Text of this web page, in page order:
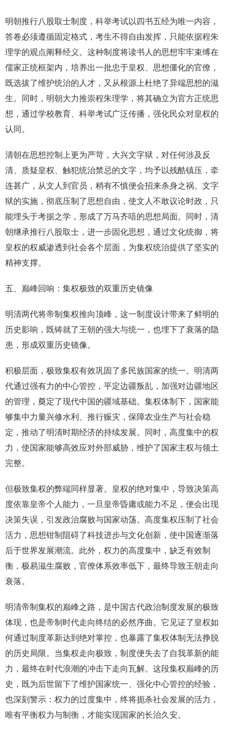
明朝推行八股取士制度，科举考试以四书五经为唯一内容，
答卷必须遵循固定格式，考生不得自由发挥，只能依据程朱
理学的观点阐释经义。这种制度将读书人的思想牢牢束缚在
儒家正统框架内，培养出一批忠于皇权、思想僵化的官僚，
既选拔了维护统治的人才，又从根源上杜绝了异端思想的滋
生。同时，明朝大力推崇程朱理学，将其确立为官方正统思
想，通过学校教育、科举考试广泛传播，强化民众对皇权的
认同。
清朝在思想控制上更为严苛，大兴文字狱，对任何涉及反
清、质疑皇权、触犯统治禁忌的文字，均予以残酷镇压，牵
连甚广，从文人到官员，稍有不慎便会招来杀身之祸。文字
狱的实施，彻底压制了思想自由，使文人不敢议论时政，只
能埋头于考据之学，形成了万马齐喑的思想局面。同时，清
朝继承推行八股取士，进一步固化思想，通过文化统御，将
皇权的权威渗透到社会各个层面，为集权统治提供了坚实的
精神支撑。
五、巅峰回响：集权极致的双重历史镜像
明清两代将帝制集权推向顶峰，这一制度设计带来了鲜明的
历史影响，既铸就了王朝的强大与统一，也埋下了衰落的隐
患，形成双重历史镜像。
积极层面，极致集权有效巩固了多民族国家的统一。明清两
代通过强有力的中心管控，平定边疆叛乱，加强对边疆地区
的管理，奠定了现代中国的疆域基础。集权体制下，国家能
够集中力量兴修水利、推行赈灾，保障农业生产与社会稳
定，推动了明清时期经济的持续发展。同时，高度集中的权
力，使国家能够高效应对外部威胁，维护了国家主权与领土
完整。
但极致集权的弊端同样显著。皇权的绝对集中，导致决策高
度依靠皇帝个人能力，一旦皇帝昏庸或能力不足，便会出现
决策失误，引发政治腐败与国家动荡。高度集权压制了社会
活力，思想钳制阻碍了科技进步与文化创新，使中国逐渐落
后于世界发展潮流。此外，权力的高度集中，缺乏有效制
衡，极易滋生腐败，官僚体系效率低下，最终导致王朝走向
衰落。
明清帝制集权的巅峰之路，是中国古代政治制度发展的极致
体现，也是帝制时代走向终结的必然序曲。它见证了皇权如
何通过制度革新达到绝对掌控，也暴露了集权体制无法挣脱
的历史局限。当集权走向极致，制度便失去了自我革新的能
力，最终在时代浪潮的冲击下走向瓦解。这段集权巅峰的历
史，既为后世留下了维护国家统一、强化中心管控的经验，
也深刻警示：权力的过度集中，终将扼杀社会发展的活力，
唯有平衡权力与制衡，才能实现国家的长治久安。